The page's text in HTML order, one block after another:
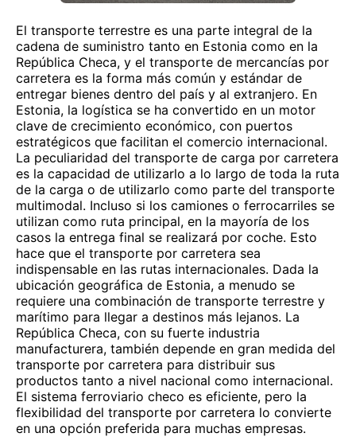
El transporte terrestre es una parte integral de la
cadena de suministro tanto en Estonia como en la
República Checa, y el transporte de mercancías por
carretera es la forma más común y estándar de
entregar bienes dentro del país y al extranjero. En
Estonia, la logística se ha convertido en un motor
clave de crecimiento económico, con puertos
estratégicos que facilitan el comercio internacional.
La peculiaridad del transporte de carga por carretera
es la capacidad de utilizarlo a lo largo de toda la ruta
de la carga o de utilizarlo como parte del transporte
multimodal. Incluso si los camiones o ferrocarriles se
utilizan como ruta principal, en la mayoría de los
casos la entrega final se realizará por coche. Esto
hace que el transporte por carretera sea
indispensable en las rutas internacionales. Dada la
ubicación geográfica de Estonia, a menudo se
requiere una combinación de transporte terrestre y
marítimo para llegar a destinos más lejanos. La
República Checa, con su fuerte industria
manufacturera, también depende en gran medida del
transporte por carretera para distribuir sus
productos tanto a nivel nacional como internacional.
El sistema ferroviario checo es eficiente, pero la
flexibilidad del transporte por carretera lo convierte
en una opción preferida para muchas empresas.